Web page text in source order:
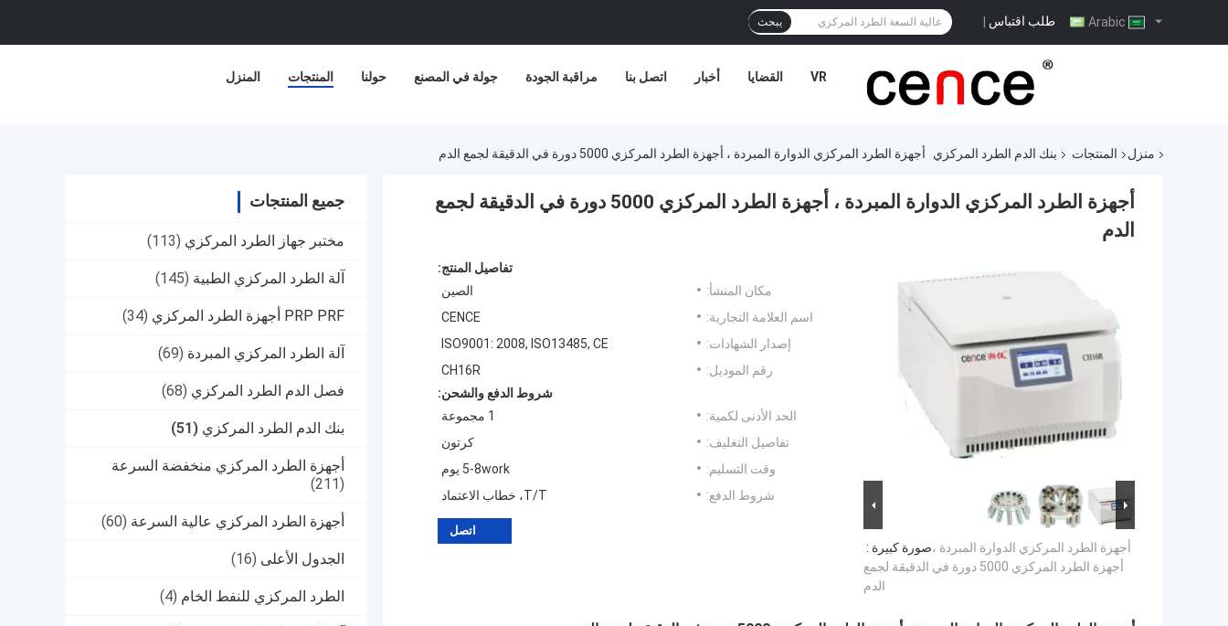
طلب اقتباس | يبحث
المنزل المنتجات حولنا جولة في المصنع مراقبة الجودة اتصل بنا أخبار القضايا VR
منزل المنتجات بنك الدم الطرد المركزي أجهزة الطرد المركزي الدوارة المبردة ، أجهزة الطرد المركزي 5000 دورة في الدقيقة لجمع الدم
جميع المنتجات
مختبر جهاز الطرد المركزي (113)
آلة الطرد المركزي الطبية (145)
PRP PRF أجهزة الطرد المركزي (34)
آلة الطرد المركزي المبردة (69)
فصل الدم الطرد المركزي (68)
بنك الدم الطرد المركزي (51)
أجهزة الطرد المركزي منخفضة السرعة
(211)
أجهزة الطرد المركزي عالية السرعة (60)
الجدول الأعلى (16)
الطرد المركزي للنفط الخام (4)
أجهزة الطرد المركزي الدوارة المبردة ، أجهزة الطرد المركزي 5000 دورة في الدقيقة لجمع
الدم
صورة كبيرة :أجهزة الطرد المركزي الدوارة المبردة ،
أجهزة الطرد المركزي 5000 دورة في الدقيقة لجمع
الدم
تفاصيل المنتج:
مكان المنشأ:
الصين
اسم العلامة التجارية:
CENCE
إصدار الشهادات:
ISO9001: 2008, ISO13485, CE
رقم الموديل:
CH16R
شروط الدفع والشحن:
الحد الأدنى لكمية:
1 مجموعة
تفاصيل التغليف:
كرتون
وقت التسليم:
5-8work يوم
شروط الدفع:
T/T، خطاب الاعتماد
اتصل